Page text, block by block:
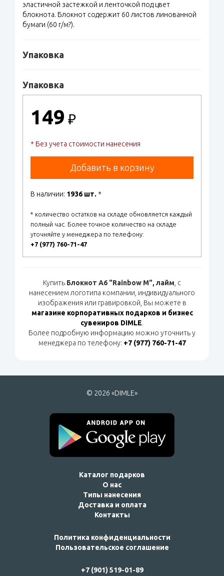
эластичной застежкой и ленточкой под цвет
блокнота. Блокнот содержит 60 листов линованной
бумаги (60 г/м?).
Упаковка
Упаковка
149 ₽
* Без учета стоимости нанесения
Добавить в корзину
В наличии: 1936 шт. *
* количество остатков на складе обновляется каждый
полный час. Более точное количество на складе
уточняйте у менеджера по телефону:
+7 (977) 760-71-47
Купить Блокнот А6 "Rainbow M", лайм , с
нанесением логотипа компании, индивидуального
изображения или гравировкой, Вы можете в
магазине корпоративных подарков и бизнес
сувениров DIMLE.
Более подробную информацию можно уточнить у
менеджера по телефону: +7 (977) 760-71-47
© 2026 «DIMLE»
Каталог подарков
О нас
Типы нанесения
Доставка и оплата
Контакты
Политика конфиденциальности
Пользовательское соглашение
+7 (901) 519-01-89